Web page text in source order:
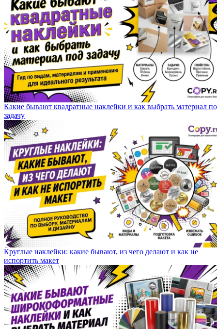
Какие бывают квадратные наклейки и как выбрать материал
задачу
Круглые наклейки: какие бывают, из чего делают и как не
испортить макет